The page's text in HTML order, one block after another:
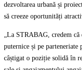
dezvoltarea urbană și
să creeze oportunități
„La STRABAG, credem că
puternice și pe
câștigat o poziție solidă în